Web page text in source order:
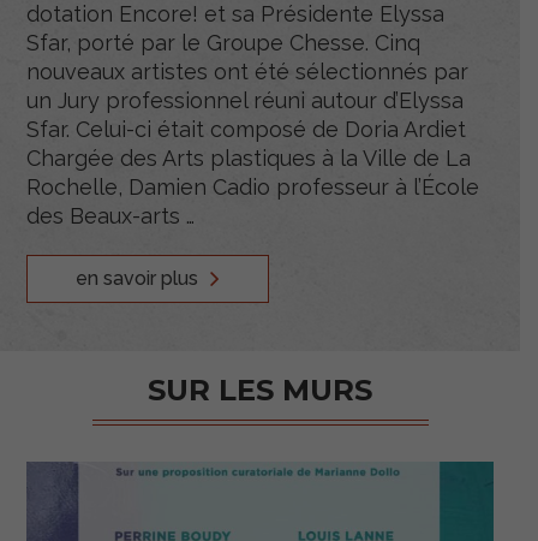
dotation Encore! et sa Présidente Elyssa
Sfar, porté par le Groupe Chesse. Cinq
nouveaux artistes ont été sélectionnés par
un Jury professionnel réuni autour d’Elyssa
Sfar. Celui-ci était composé de Doria Ardiet
Chargée des Arts plastiques à la Ville de La
Rochelle, Damien Cadio professeur à l’École
des Beaux-arts …
en savoir plus
SUR LES MURS